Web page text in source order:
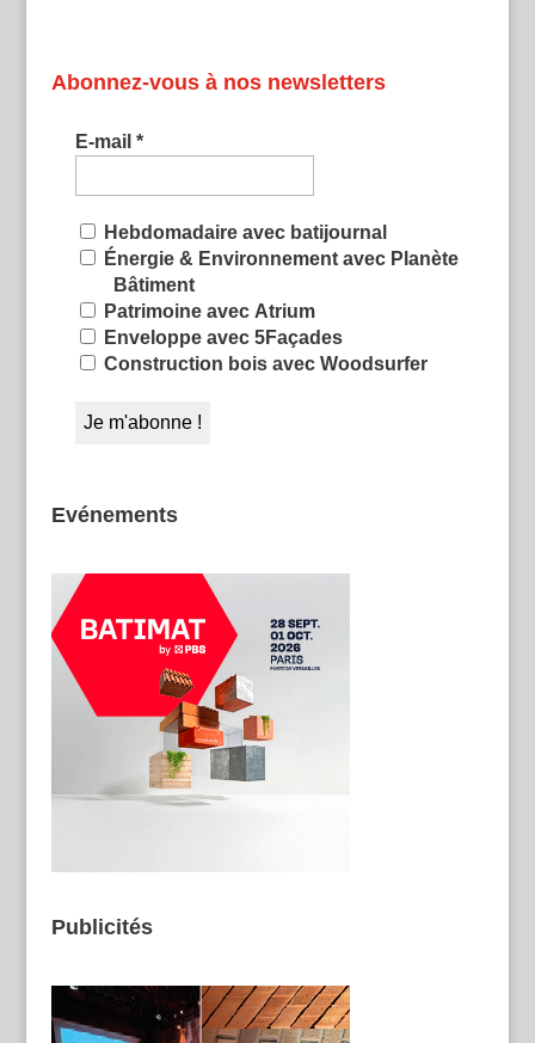
Abonnez-vous à nos newsletters
E-mail *
Hebdomadaire avec batijournal
Énergie & Environnement avec Planète
Bâtiment
Patrimoine avec Atrium
Enveloppe avec 5Façades
Construction bois avec Woodsurfer
Evénements
Publicités